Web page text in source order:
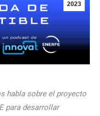
2023
habla sobre el proyecto
para desarrollar